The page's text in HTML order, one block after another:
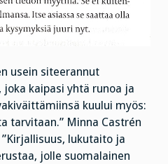
usein siteerannut
kaipasi yhtä runoa ja
kuului myös:
tarvitaan.” Minna Castrén
lukutaito ja
jolle suomalainen